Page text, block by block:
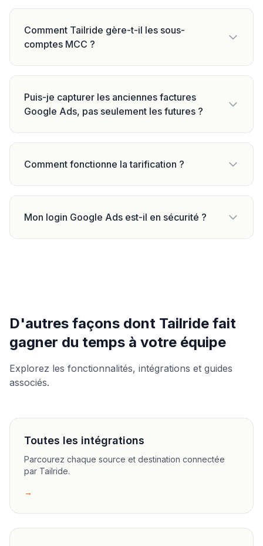
Comment Tailride gère-t-il les sous-
comptes MCC ?
Puis-je capturer les anciennes factures
Google Ads, pas seulement les futures ?
Comment fonctionne la tarification ?
Mon login Google Ads est-il en sécurité ?
D'autres façons dont Tailride fait
gagner du temps à votre équipe
Explorez les fonctionnalités, intégrations et guides
associés.
Toutes les intégrations
Parcourez chaque source et destination connectée
par Tailride.
→